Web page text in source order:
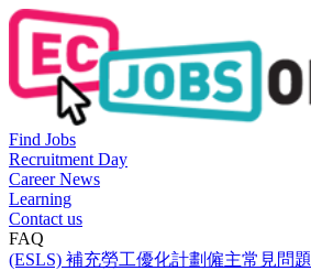
Find Jobs
Recruitment Day
Career News
Learning
Contact us
FAQ
(ESLS) 補充勞工優化計劃僱主常見問題